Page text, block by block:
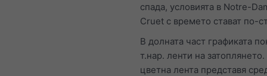
спада, условията в Notre-
Cruet с времето стават по-
В долната част графиката
т.нар. ленти на
цветна лента представя